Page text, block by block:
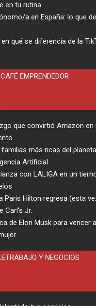
en tu rutina
a en España: lo que
qué se diferencia de la
CAFÉ EMPRENDEDOR
que convirtió Amazon en
más ricas del
Artificial
con LALIGA en un
Paris Hilton regresa (esta
Carl’s Jr.
de Elon Musk para vencer
Y NEGOCIOS